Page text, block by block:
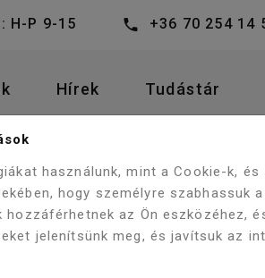
H-P 9-15 +36 70 254 14
Hírek Tudástár
WELLIS MALAWI E-
használunk, mint a Cookie-k, és
hogy személyre szabhassuk
az Ön eszközéhez,
jelenítsünk meg, és javítsuk az